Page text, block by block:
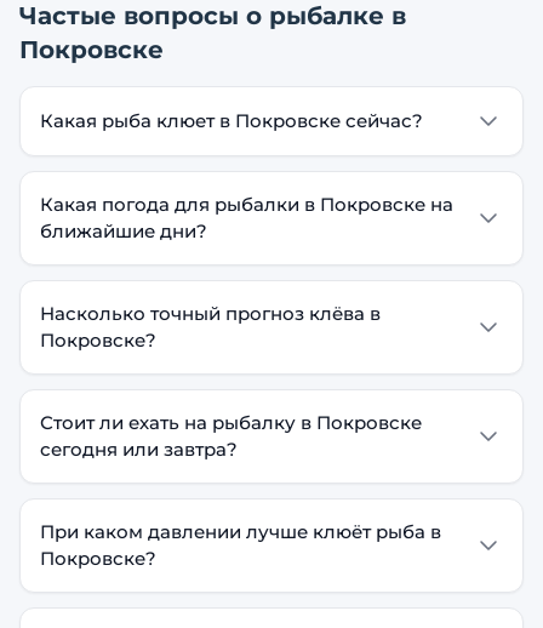
Частые вопросы о рыбалке в
Покровске
Какая рыба клюет в Покровске сейчас?
Какая погода для рыбалки в Покровске на
ближайшие дни?
Насколько точный прогноз клёва в
Покровске?
Стоит ли ехать на рыбалку в Покровске
сегодня или завтра?
При каком давлении лучше клюёт рыба в
Покровске?